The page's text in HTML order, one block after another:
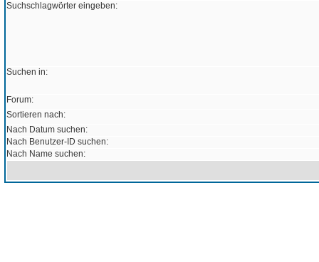
Suchschlagwörter eingeben:
Suchen in:
Forum:
Sortieren nach:
Nach Datum suchen:
Nach Benutzer-ID suchen:
Nach Name suchen: